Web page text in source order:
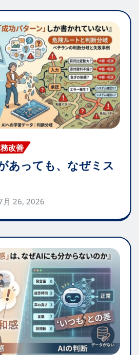
改善
あっても、なぜミス
月 26, 2026